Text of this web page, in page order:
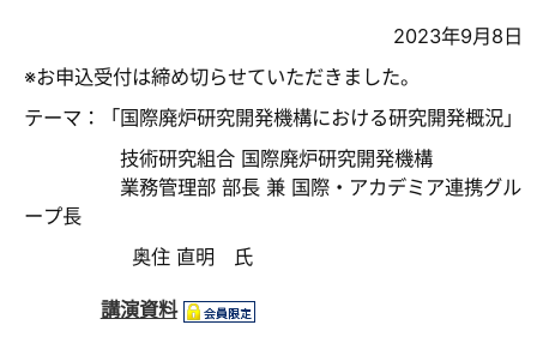
2023年9月8日
※お申込受付は締め切らせていただきました。
テーマ：「国際廃炉研究開発機構における研究開発概況」
技術研究組合 国際廃炉研究開発機構
業務管理部 部長 兼 国際・アカデミア連携グル
ープ長
奥住 直明 氏
講演資料